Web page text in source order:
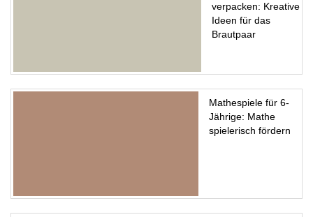
verpacken: Kreative
Ideen für das
Brautpaar
Mathespiele für 6-
Jährige: Mathe
spielerisch fördern